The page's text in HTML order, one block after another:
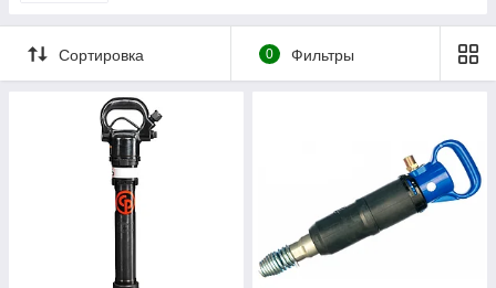
Сортировка 0 Фильтры